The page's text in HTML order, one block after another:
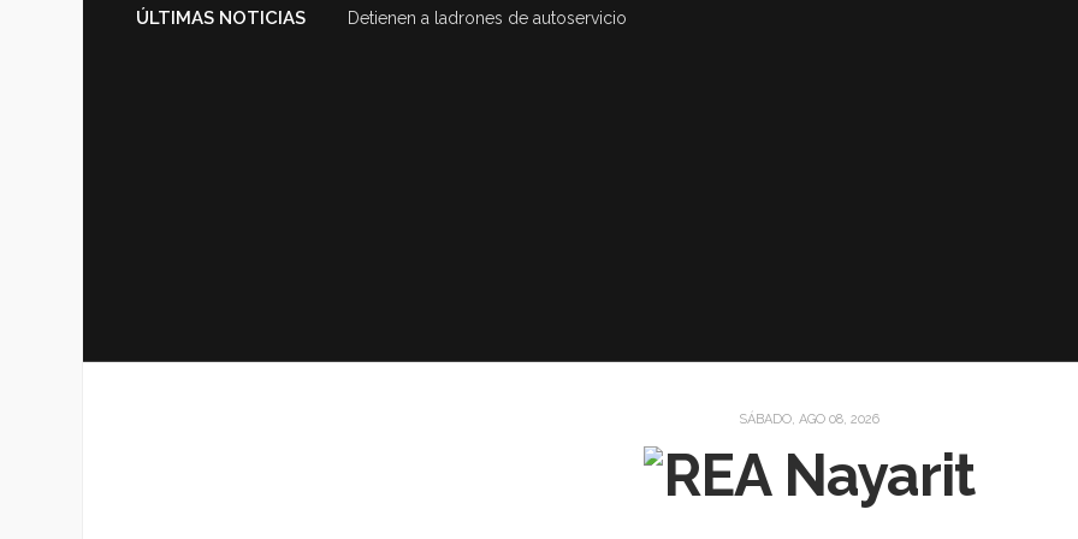
ÚLTIMAS NOTICIAS Detienen a ladrones de autoservicio
SÁBADO, AGO 08, 2026